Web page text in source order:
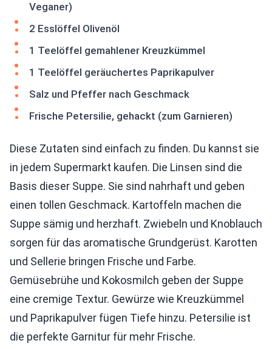
Veganer)
2 Esslöffel Olivenöl
1 Teelöffel gemahlener Kreuzkümmel
1 Teelöffel geräuchertes Paprikapulver
Salz und Pfeffer nach Geschmack
Frische Petersilie, gehackt (zum Garnieren)
Diese Zutaten sind einfach zu finden. Du kannst sie
in jedem Supermarkt kaufen. Die Linsen sind die
Basis dieser Suppe. Sie sind nahrhaft und geben
einen tollen Geschmack. Kartoffeln machen die
Suppe sämig und herzhaft. Zwiebeln und Knoblauch
sorgen für das aromatische Grundgerüst. Karotten
und Sellerie bringen Frische und Farbe.
Gemüsebrühe und Kokosmilch geben der Suppe
eine cremige Textur. Gewürze wie Kreuzkümmel
und Paprikapulver fügen Tiefe hinzu. Petersilie ist
die perfekte Garnitur für mehr Frische.